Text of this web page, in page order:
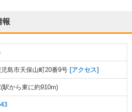
報
島市天保山町20番9号 [アクセス]
(駅から東に約910m)